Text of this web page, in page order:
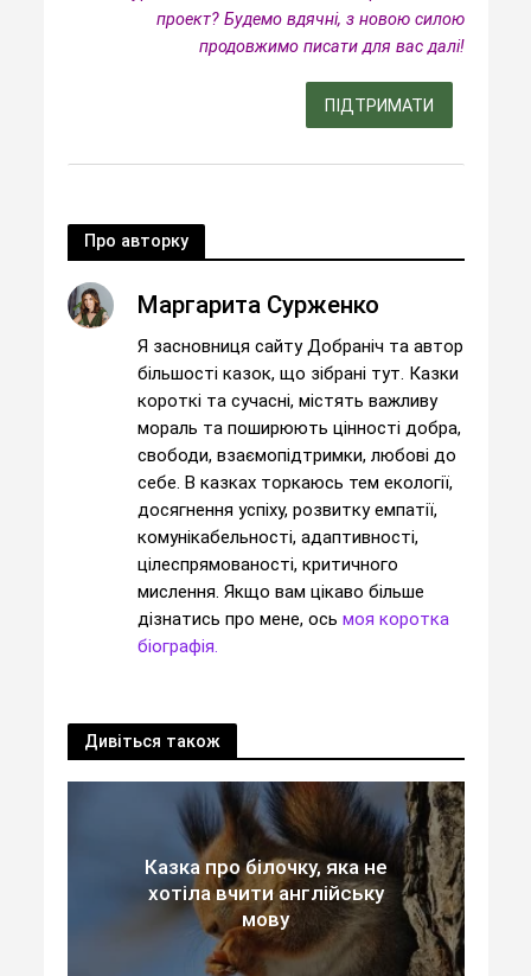
проект? Будемо вдячні, з новою силою
продовжимо писати для вас далі!
ПІДТРИМАТИ
Про авторку
Маргарита Сурженко
Я засновниця сайту Добраніч та автор
більшості казок, що зібрані тут. Казки
короткі та сучасні, містять важливу
мораль та поширюють цінності добра,
свободи, взаємопідтримки, любові до
себе. В казках торкаюсь тем екології,
досягнення успіху, розвитку емпатії,
комунікабельності, адаптивності,
цілеспрямованості, критичного
мислення. Якщо вам цікаво більше
дізнатись про мене, ось моя коротка
біографія.
Дивіться також
Казка про білочку, яка не
хотіла вчити англійську
мову